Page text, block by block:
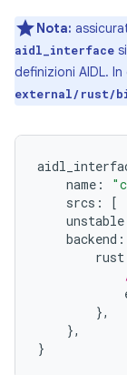
Nota:
aidl_interface
definizioni AIDL.
external/rust/
name :
srcs : [
unstable
backend :
rust
},
},
}